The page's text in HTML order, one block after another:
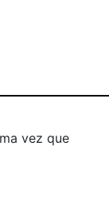
vez que